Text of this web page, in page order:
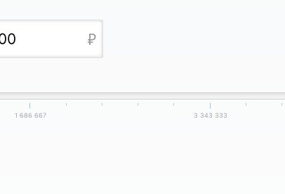
1 686 667 3 343 333